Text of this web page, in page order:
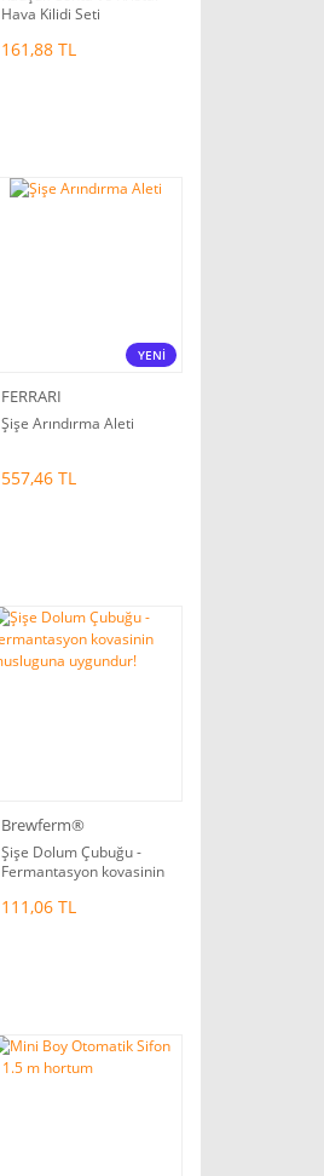
Hava Kilidi Seti
161,88 TL
YENİ
FERRARI
Şişe Arındırma Aleti
557,46 TL
Brewferm®
Şişe Dolum Çubuğu -
Fermantasyon kovasinin
111,06 TL